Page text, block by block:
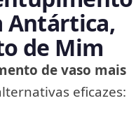
Antártica,
de Mim
de vaso mais
eficazes: